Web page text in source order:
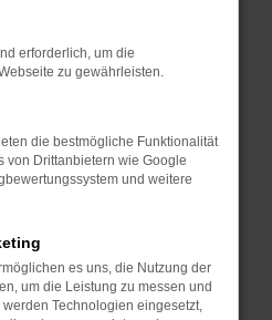
wie Werbeblocker,
bestimmter Seiten
in einem privaten
neu.
zu beheben.
dein Browser und dein
dem neuesten Stand
erforderlich, um die
zu gewährleisten.
die bestmögliche Funktionalität
von Drittanbietern wie Google
und weitere
es uns, die Nutzung der
um die Leistung zu messen und
Technologien eingesetzt,